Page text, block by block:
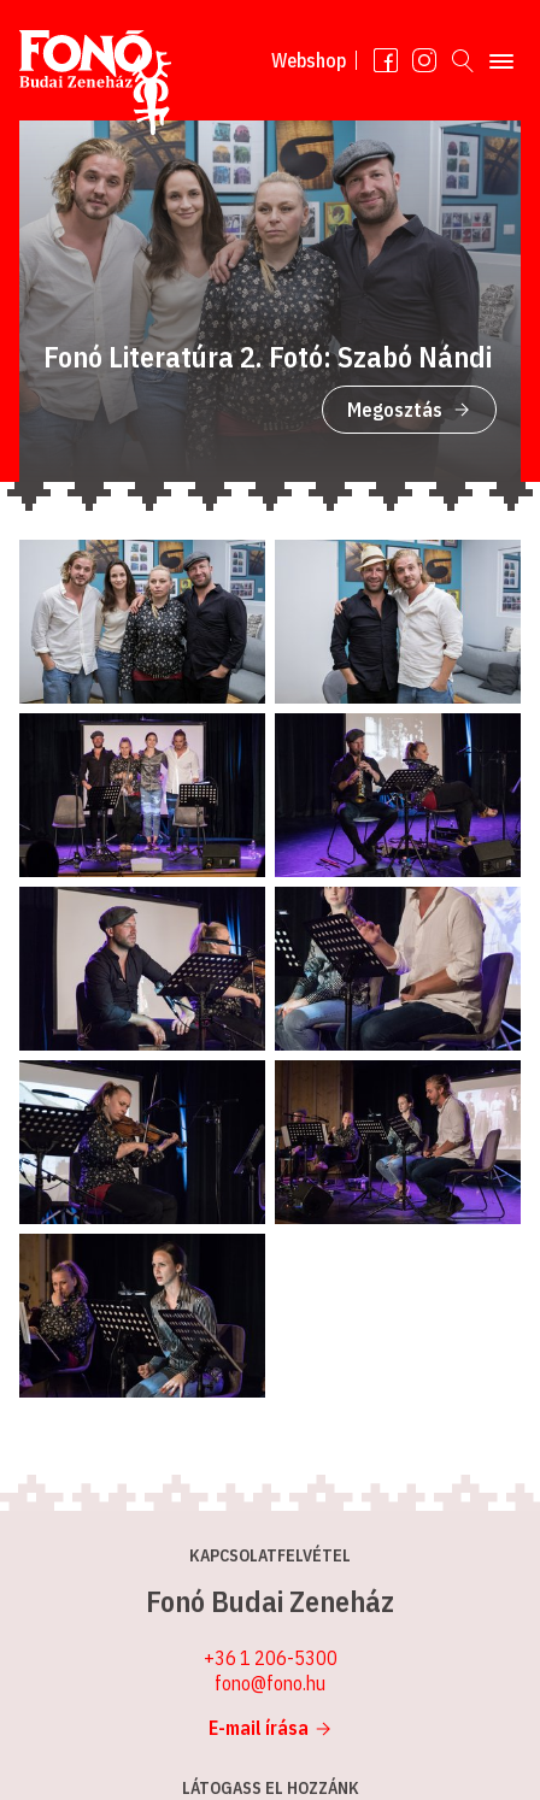
Tovább a tartalomhoz
Webshop
Fonó Literatúra 2. Fotó: Szabó Nándi
Megosztás
KAPCSOLATFELVÉTEL
Fonó Budai Zeneház
+36 1 206-5300
fono@fono.hu
E-mail írása
LÁTOGASS EL HOZZÁNK